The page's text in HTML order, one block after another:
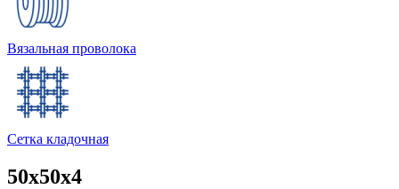
Вязальная проволока
Сетка кладочная
50х50х4